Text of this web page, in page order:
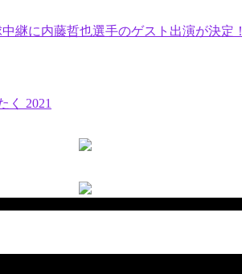
継に内藤哲也選手のゲスト出演が決定！
く 2021